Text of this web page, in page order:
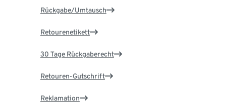
Rückgabe/Umtausch
Retourenetikett
30 Tage Rückgaberecht
Retouren-Gutschrift
Reklamation